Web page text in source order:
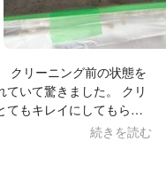
クリーニング前の状態を
ていて驚きました。 クリ
てもキレイにしてもらい
たです。 本当に助かりま
続きを読む